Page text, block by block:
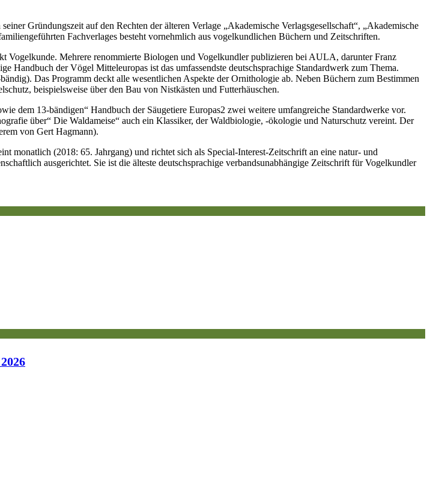
Gründungszeit auf den Rechten der älteren Verlage „Akademische Verlagsgesellschaft“, „Akademische
Fachverlages besteht vornehmlich aus vogelkundlichen Büchern und Zeitschriften.
Mehrere renommierte Biologen und Vogelkundler publizieren bei AULA, darunter Franz
der Vögel Mitteleuropas ist das umfassendste deutschsprachige Standardwerk zum Thema.
Das Programm deckt alle wesentlichen Aspekte der Ornithologie ab. Neben Büchern zum Bestimmen
beispielsweise über den Bau von Nistkästen und Futterhäuschen.
dem 13-bändigen“ Handbuch der Säugetiere Europas2 zwei weitere umfangreiche Standardwerke vor.
über“ Die Waldameise“ auch ein Klassiker, der Waldbiologie, -ökologie und Naturschutz vereint. Der
von Gert Hagmann).
monatlich (2018: 65. Jahrgang) und richtet sich als Special-Interest-Zeitschrift an eine natur- und
ausgerichtet. Sie ist die älteste deutschsprachige verbandsunabhängige Zeitschrift für Vogelkundler